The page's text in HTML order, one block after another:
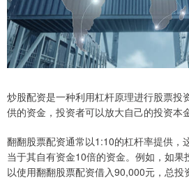
炒股配资是一种利用杠杆原理进行股票投
供的资金，投资者可以放大自己的投资本
翻翻股票配资通常以1:10的杠杆率提供，
当于其自有资金10倍的资金。例如，如
以使用翻翻股票配资借入90,000元，总投